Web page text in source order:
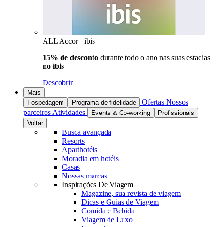
ALL Accor+ ibis
15% de desconto durante todo o ano nas suas estadias
no ibis
Descobrir
Mais
Hospedagem
Programa de fidelidade Ofertas Nossos
parceiros Atividades Events & Co-working
Profissionais
Voltar
Busca avançada
Resorts
Aparthotéis
Moradia em hotéis
Casas
Nossas marcas
Inspirações De Viagem
Magazine, sua revista de viagem
Dicas e Guias de Viagem
Comida e Bebida
Viagem de Luxo